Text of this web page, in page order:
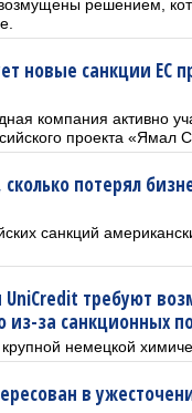
решением,
новые санкции ЕС
компания активно
проекта «Ямал
сколько потерял
санкций
UniCredit требуют
из-за санкционных
немецкой
в